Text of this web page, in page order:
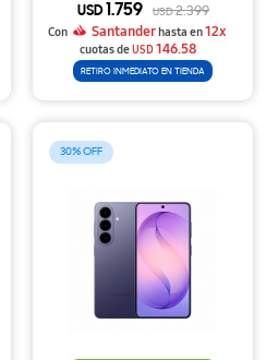
USD 1.759 USD2.399
Con
Santanderhasta en12x
cuotas deUSD146.58
RETIRO INMEDIATO EN TIENDA
30